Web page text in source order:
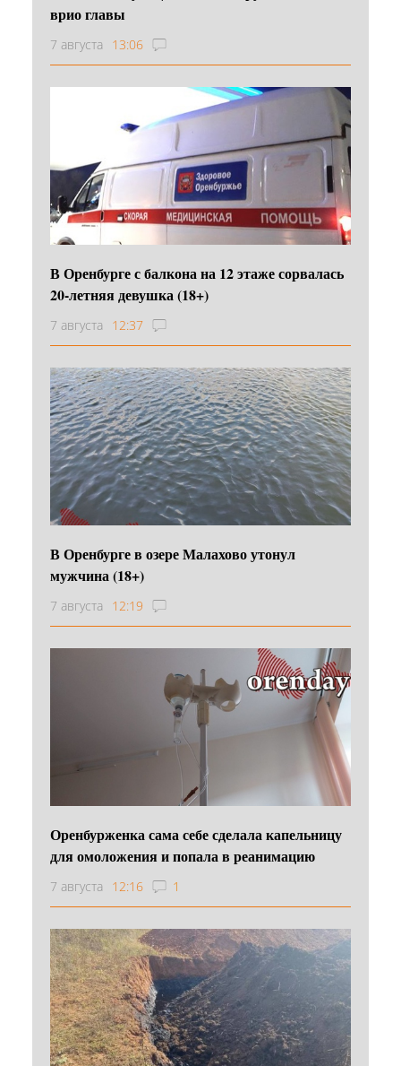
врио главы
7 августа 13:06
В Оренбурге с балкона на 12 этаже сорвалась
20-летняя девушка (18+)
7 августа 12:37
В Оренбурге в озере Малахово утонул
мужчина (18+)
7 августа 12:19
Оренбурженка сама себе сделала капельницу
для омоложения и попала в реанимацию
7 августа 12:16 1